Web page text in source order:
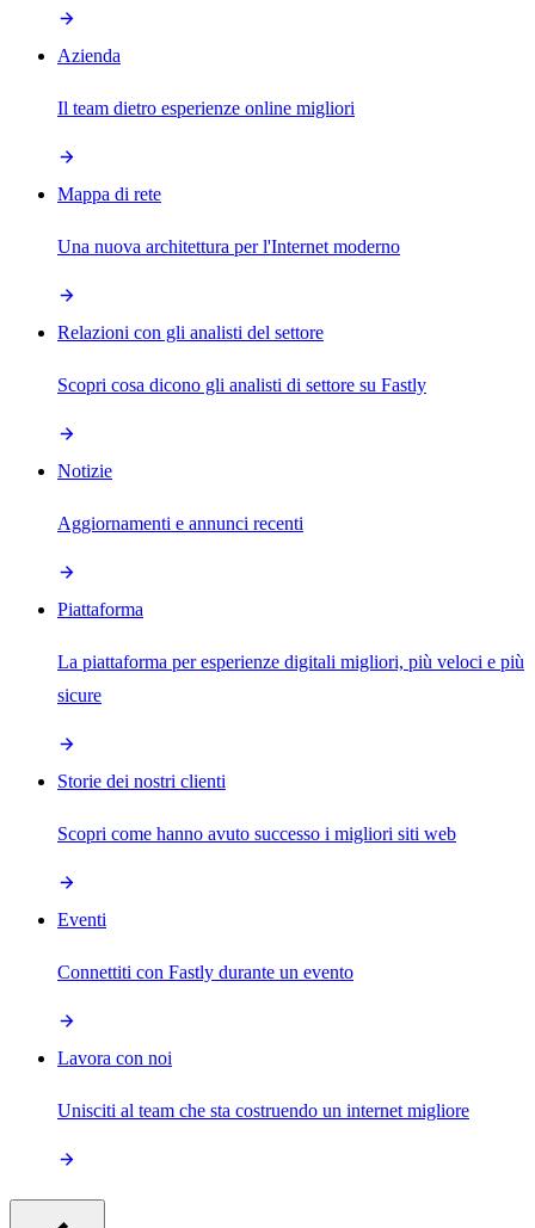
Azienda
Il team dietro esperienze online migliori
Mappa di rete
Una nuova architettura per l'Internet moderno
Relazioni con gli analisti del settore
Scopri cosa dicono gli analisti di settore su Fastly
Notizie
Aggiornamenti e annunci recenti
Piattaforma
La piattaforma per esperienze digitali migliori, più veloci e più
sicure
Storie dei nostri clienti
Scopri come hanno avuto successo i migliori siti web
Eventi
Connettiti con Fastly durante un evento
Lavora con noi
Unisciti al team che sta costruendo un internet migliore